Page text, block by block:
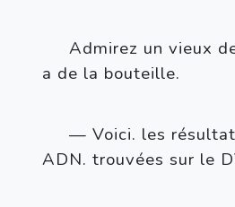
Admirez un vieux
a de la bouteille.
— Voici. les
ADN. trouvées sur le